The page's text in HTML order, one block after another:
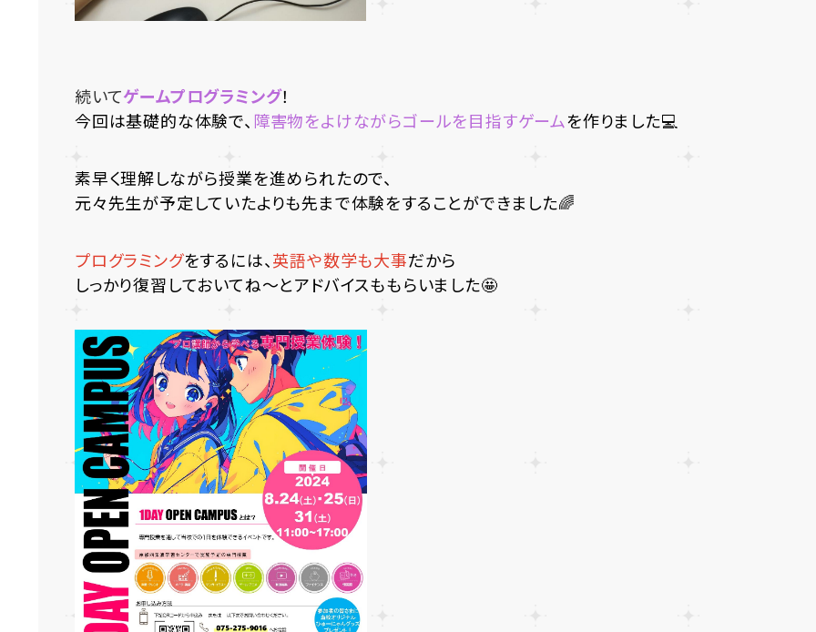
続いてゲームプログラミング！
今回は基礎的な体験で、 障害物をよけながらゴールを目指すゲームを作りました💻
素早く理解しながら授業を進められたので、
元々先生が予定していたよりも先まで体験をすることができました🌈
プログラミングをするには、英語や数学も大事だから
しっかり復習しておいてね～とアドバイスももらいました🤩